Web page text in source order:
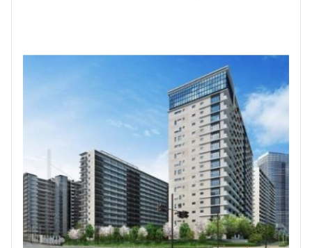
2.0ヶ月
1LDK49.62㎡
ペット可 タワー
お問合せ 追加
申込有